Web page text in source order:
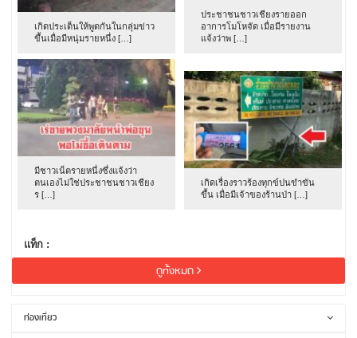
เกิดประเด็นให้พูดกันในกลุ่มข่าว
ขึ้นเมื่อมีหนุ่มรายหนึ่ง […]
ประชาชนชาวเชียงรายออก
อาการโมโหจัด เมื่อมีรายงาน
แจ้งว่าพ […]
มีชาวเน็ตรายหนึ่งซึ่งแจ้งว่า
ตนเองไม่ใช่ประชาชนชาวเชียง
ร […]
เกิดเรื่องราวร้องทุกข์ปนขำขัน
ขึ้น เมื่อมีเจ้าของร้านป่า […]
แท็ก :
ดูทั้งหมด
ท่องเที่ยว